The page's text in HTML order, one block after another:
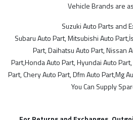
Mercedes Yedek Parça
Mg Yedek Parça
Mitsubishi Yedek Parça
Nissan Yedek Parça
Peugeot Yedek Parça
Diğer
ithal
suzuki
Vehicle Brands are
Suzuki Auto Parts and
Subaru Auto Part, Mitsubishi Auto
Part, Daihatsu Auto Part, Nissan
Part,Honda Auto Part, Hyundai Auto
Part, Chery Auto Part, Dfm Auto Part,Mg
You Can Supply